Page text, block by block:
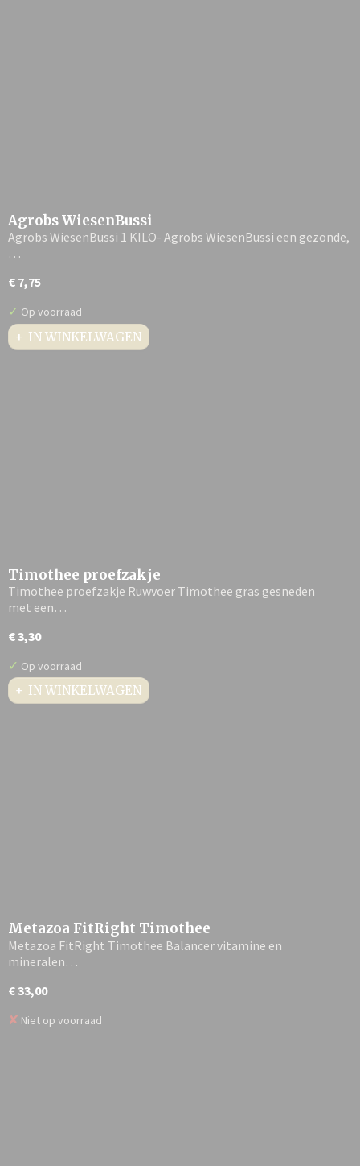
Agrobs WiesenBussi
Agrobs WiesenBussi 1 KILO- Agrobs WiesenBussi een gezonde,
…
€ 7,75
✓ Op voorraad
IN WINKELWAGEN
Timothee proefzakje
Timothee proefzakje Ruwvoer Timothee gras gesneden
met een…
€ 3,30
✓ Op voorraad
IN WINKELWAGEN
Metazoa FitRight Timothee
Metazoa FitRight Timothee Balancer vitamine en
mineralen…
€ 33,00
✘ Niet op voorraad